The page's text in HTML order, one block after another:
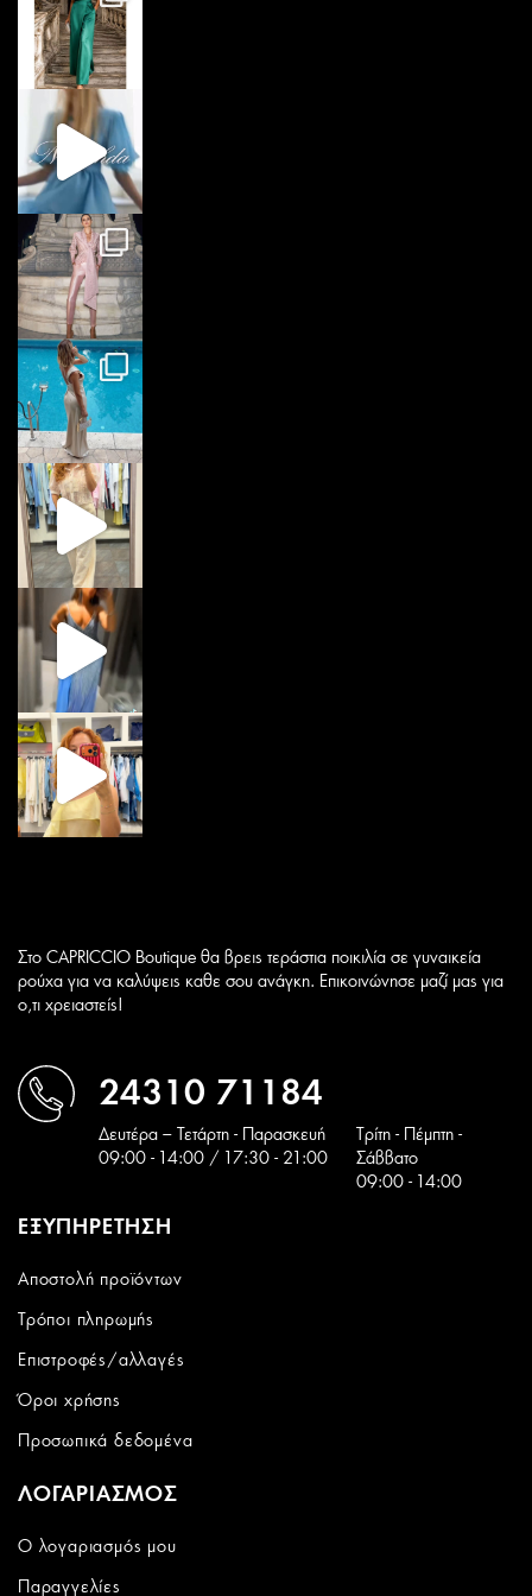
Στο CAPRICCIO Boutique θα βρεις τεράστια ποικιλία σε γυναικεία
ρούχα για να καλύψεις καθε σου ανάγκη. Επικοινώνησε μαζί μας για
ο,τι χρειαστείς!
24310 71184
Δευτέρα – Τετάρτη - Παρασκευή
09:00 - 14:00 / 17:30 - 21:00
Tρίτη - Πέμπτη -
Σάββατο
09:00 - 14:00
ΕΞΥΠΗΡΕΤΗΣΗ
Αποστολή προϊόντων
Τρόποι πληρωμής
Επιστροφές/αλλαγές
Όροι χρήσης
Προσωπικά δεδομένα
ΛΟΓΑΡΙΑΣΜΟΣ
Ο λογαριασμός μου
Παραγγελίες